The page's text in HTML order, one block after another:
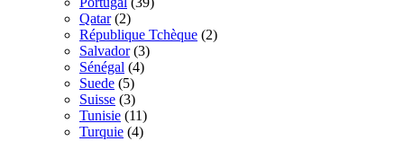
Qatar (2)
République Tchèque (2)
Salvador (3)
Sénégal (4)
Suede (5)
Suisse (3)
Tunisie (11)
Turquie (4)